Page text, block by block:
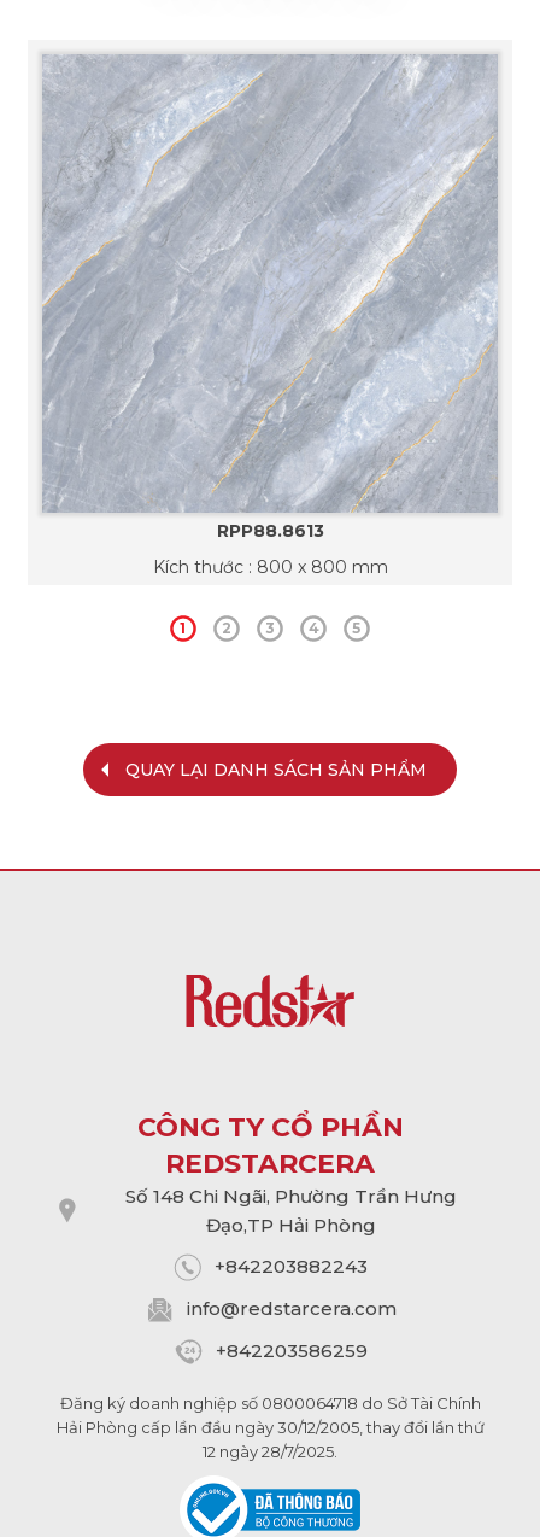
RPP88.8613
Kích thước : 800 x 800 mm
1 2 3 4 5
QUAY LẠI DANH SÁCH SẢN PHẨM
CÔNG TY CỔ PHẦN
REDSTARCERA
Số 148 Chi Ngãi, Phường Trần Hưng
Đạo,TP Hải Phòng
+842203882243
info@redstarcera.com
+842203586259
Đăng ký doanh nghiệp số 0800064718 do Sở Tài Chính
Hải Phòng cấp lần đầu ngày 30/12/2005, thay đổi lần thứ
12 ngày 28/7/2025.